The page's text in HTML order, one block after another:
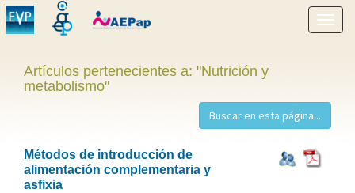
menú
Artículos pertenecientes a: "Nutrición y
metabolismo"
Métodos de introducción de
alimentación complementaria y
asfixia